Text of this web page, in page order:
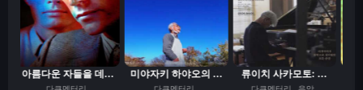
아름다운 자들을 데... 미야자키 하야오의 ... 류이치 사카모토: ...